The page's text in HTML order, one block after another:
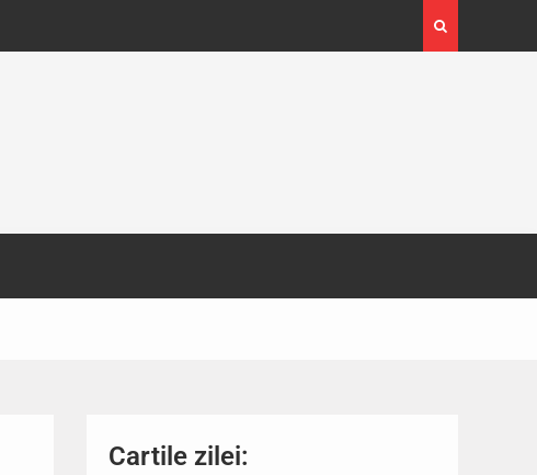
Expoziția Brâncuși de la Timișoara a atras peste
130.000 de vizitatori
Cartile zilei: